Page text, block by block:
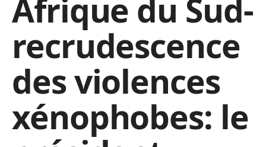
Afrique du Sud-
recrudescence
des violences
xénophobes: le